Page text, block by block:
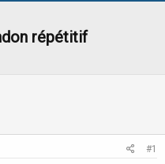
répétitif
#1